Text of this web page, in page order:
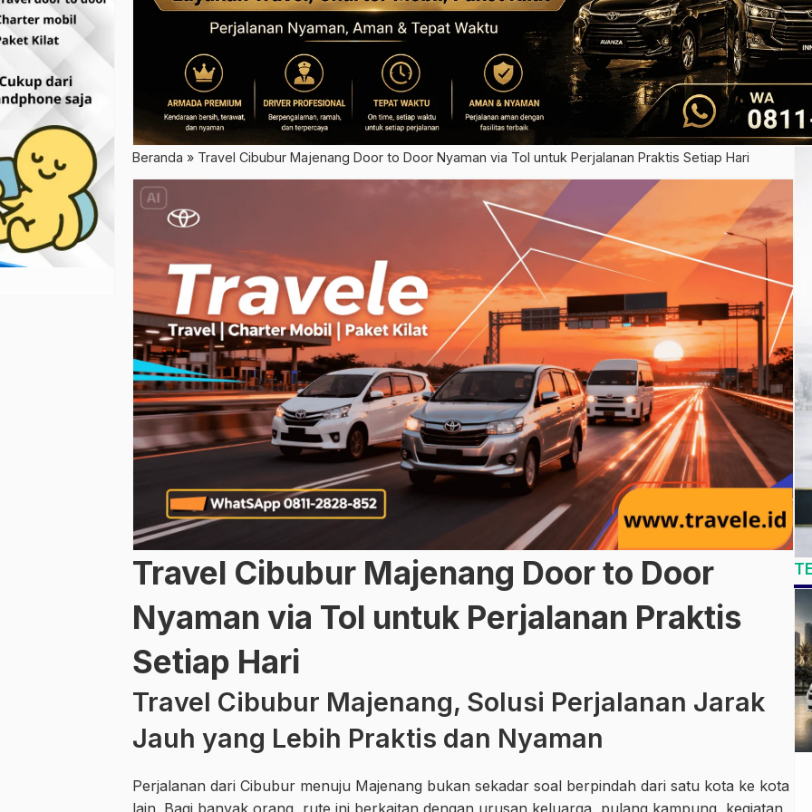
Beranda » Travel Cibubur Majenang Door to Door Nyaman via Tol untuk Perjalanan Praktis Setiap Hari
Travel Cibubur Majenang Door to Door
Nyaman via Tol untuk Perjalanan Praktis
Setiap Hari
Travel Cibubur Majenang, Solusi Perjalanan Jarak
Jauh yang Lebih Praktis dan Nyaman
Perjalanan dari Cibubur menuju Majenang bukan sekadar soal berpindah dari satu kota ke kota